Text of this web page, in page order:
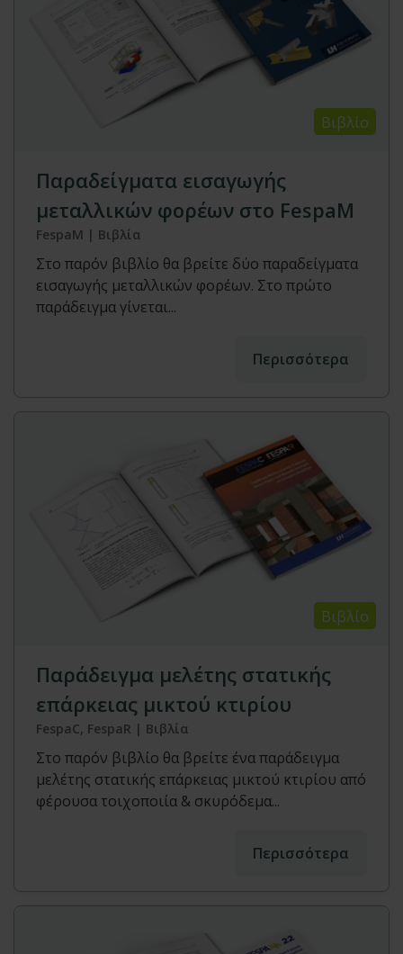
Βιβλίο
Παραδείγματα εισαγωγής
μεταλλικών φορέων στο FespaM
FespaM | Βιβλία
Στο παρόν βιβλίο θα βρείτε δύο παραδείγματα
εισαγωγής μεταλλικών φορέων. Στο πρώτο
παράδειγμα γίνεται...
Περισσότερα
Βιβλίο
Παράδειγμα μελέτης στατικής
επάρκειας μικτού κτιρίου
FespaC, FespaR | Βιβλία
Στο παρόν βιβλίο θα βρείτε ένα παράδειγμα
μελέτης στατικής επάρκειας μικτού κτιρίου από
φέρουσα τοιχοποιία & σκυρόδεμα...
Περισσότερα